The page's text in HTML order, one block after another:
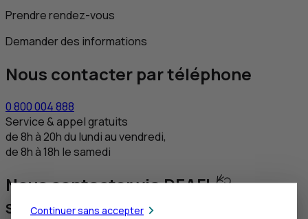
Prendre rendez-vous
Demander des informations
Nous contacter par téléphone
0 800 004 888
Service & appel gratuits
de 8h à 20h du lundi au vendredi,
de 8h à 18h le samedi
Nous contacter via DEAFI
Service réservé aux personnes sourdes et
Continuer sans accepter